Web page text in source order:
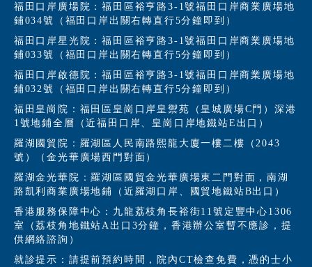
福田口岸廣場院：福田區裕亨路3-1號福田口岸商業廣場地
鋪034號（福田口岸出關右轉直行5分鐘即到）
福田口岸星光院：福田區裕亨路3-1號福田口岸商業廣場地
鋪033號（福田口岸出關右轉直行5分鐘即到）
福田口岸啟德院：福田區裕亨路3-1號福田口岸商業廣場地
鋪032號（福田口岸出關右轉直行5分鐘即到）
福田皇崗院：福田區皇崗口岸皇禦苑（皇城廣場C門）深港
1號地鋪全層（近福田口岸、皇崗口岸地鐵站E出口）
羅湖國貿院：羅湖區人民南路熙龍大廈一樓二樓（2043
號）（金光華廣場西門對面）
羅湖金光華院：羅湖區國貿金光華廣場東二門對面，南湖
路凱利商業廣場地鋪（近羅湖口岸、國貿地鐵站B出口）
香港服務保障中心：九龍荔枝角長裕街11號定豐中心1306
室（荔枝角地鐵站A出口3分鐘，香港辦公室暫不應診，提
供網絡諮詢）
就診提示：請提前預約時間，院內CT檢查免費，憑的士小